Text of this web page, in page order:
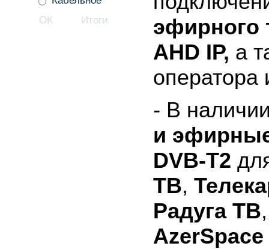
эфирного
AHD IP, а
оператора
- В
и
DVB-T2
ТВ,
Радуга ТВ
AzerSpace